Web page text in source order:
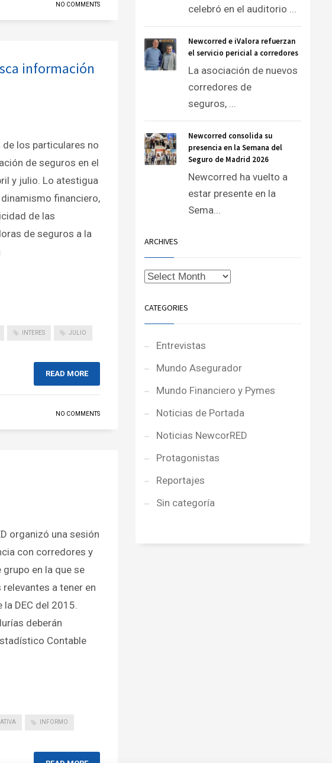
NO COMMENTS
información
los particulares no
de seguros en el
y julio. Lo atestigua
financiero,
de las
de seguros a la
INTERES JULIO
READ MORE
NO COMMENTS
organizó una sesión
con corredores y
en la que se
a tener en
DEC del 2015.
deberán
Contable
INFORMO
celebró en el auditorio ...
Newcorred e iValora refuerzan
el servicio pericial a corredores
La asociación de nuevos
corredores de
seguros, ...
Newcorred consolida su
presencia en la Semana del
Seguro de Madrid 2026
Newcorred ha vuelto a
estar presente en la
Sema...
ARCHIVES
CATEGORIES
Entrevistas
Mundo Asegurador
Mundo Financiero y Pymes
Noticias de Portada
Noticias NewcorRED
Protagonistas
Reportajes
Sin categoría